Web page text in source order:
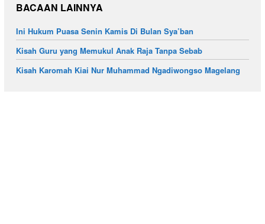
BACAAN LAINNYA
Ini Hukum Puasa Senin Kamis Di Bulan Sya’ban
Kisah Guru yang Memukul Anak Raja Tanpa Sebab
Kisah Karomah Kiai Nur Muhammad Ngadiwongso Magelang